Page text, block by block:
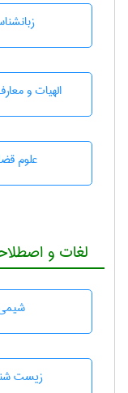
الهیات و
علوم
لغات و
زيست